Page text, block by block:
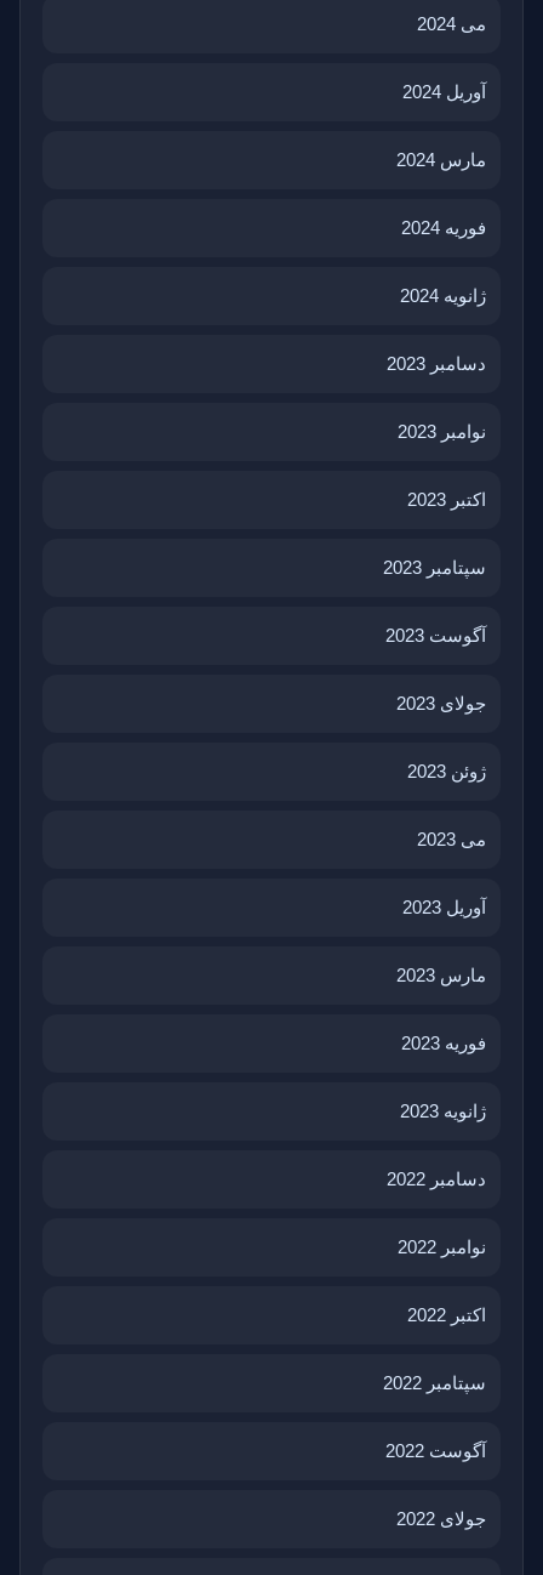
می 2024
آوریل 2024
مارس 2024
فوریه 2024
ژانویه 2024
دسامبر 2023
نوامبر 2023
اکتبر 2023
سپتامبر 2023
آگوست 2023
جولای 2023
ژوئن 2023
می 2023
آوریل 2023
مارس 2023
فوریه 2023
ژانویه 2023
دسامبر 2022
نوامبر 2022
اکتبر 2022
سپتامبر 2022
آگوست 2022
جولای 2022